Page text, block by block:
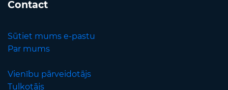
Contact
Sūtiet mums e-pastu
Par mums
Vienību pārveidotājs
Tulkotājs